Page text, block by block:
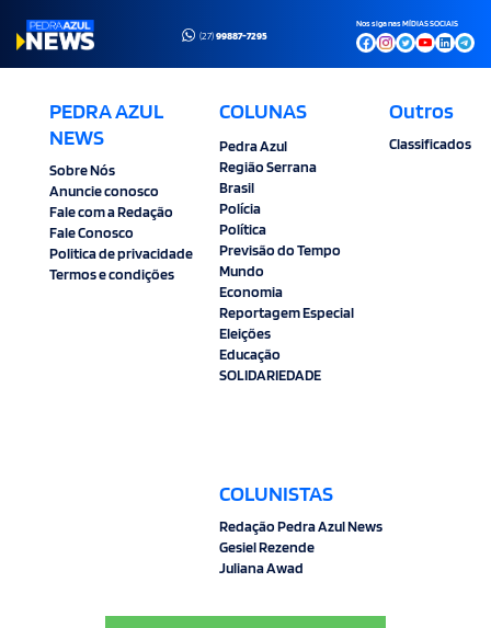
(27)99887-7295
Nos siga nas MÍDIAS SOCIAIS
PEDRA AZUL
NEWS
Sobre Nós
Anuncie conosco
Fale com a Redação
Fale Conosco
Politica de privacidade
Termos e condições
COLUNAS
Pedra Azul
Região Serrana
Brasil
Polícia
Política
Previsão do Tempo
Mundo
Economia
Reportagem Especial
Eleições
Educação
SOLIDARIEDADE
COLUNISTAS
Redação Pedra Azul News
Gesiel Rezende
Juliana Awad
Outros
Classificados